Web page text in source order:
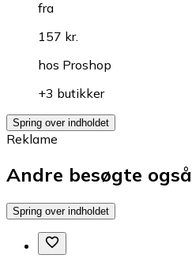
fra
157 kr.
hos Proshop
+3 butikker
Spring over indholdet
Reklame
Andre besøgte også
Spring over indholdet